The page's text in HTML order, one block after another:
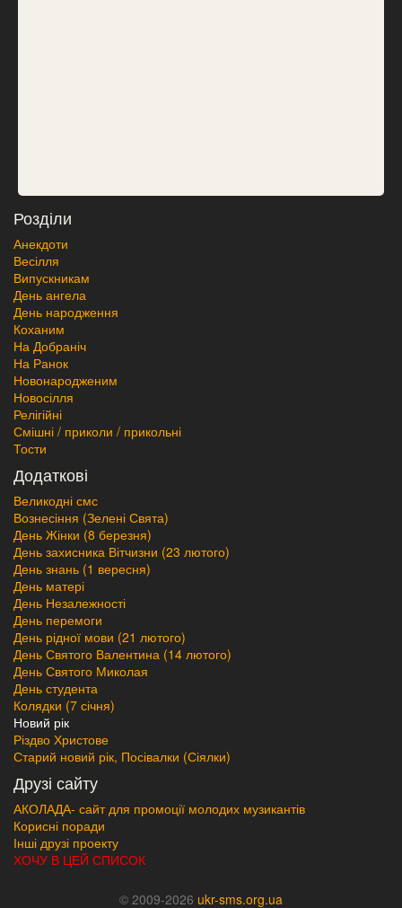
Розділи
Анекдоти
Весілля
Випускникам
День ангела
День народження
Коханим
На Добраніч
На Ранок
Новонародженим
Новосілля
Релігійні
Смішні / приколи / прикольні
Тости
Додаткові
Великодні смс
Вознесіння (Зелені Свята)
День Жінки (8 березня)
День захисника Вітчизни (23 лютого)
День знань (1 вересня)
День матері
День Незалежності
День перемоги
День рідної мови (21 лютого)
День Святого Валентина (14 лютого)
День Святого Миколая
День студента
Колядки (7 січня)
Новий рік
Різдво Христове
Старий новий рік, Посівалки (Сіялки)
Друзі сайту
АКОЛАДА- сайт для промоції молодих музикантів
Корисні поради
Інші друзі проекту
ХОЧУ В ЦЕЙ СПИСОК
© 2009-2026 ukr-sms.org.ua